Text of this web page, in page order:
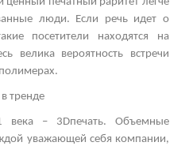
люди. Если речь идет о
посетители находятся на
велика вероятность встречи
тренде
века – 3Dпечать. Объемные
уважающей себя компании,